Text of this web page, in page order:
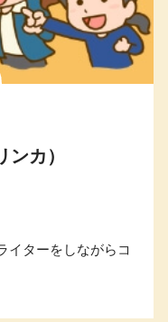
カ）
イターをしながらコ